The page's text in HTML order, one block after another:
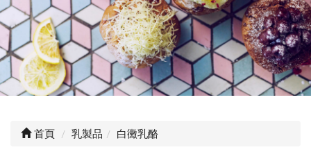
首頁 乳製品 白黴乳酪